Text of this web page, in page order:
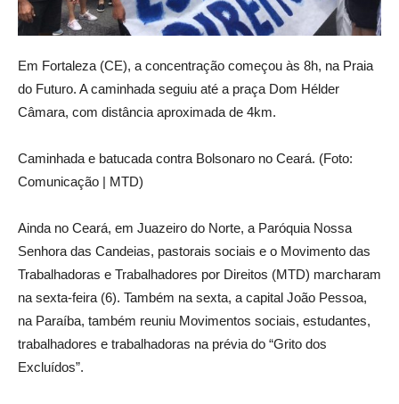
Em Fortaleza (CE), a concentração começou às 8h, na Praia
do Futuro. A caminhada seguiu até a praça Dom Hélder
Câmara, com distância aproximada de 4km.
Caminhada e batucada contra Bolsonaro no Ceará. (Foto:
Comunicação | MTD)
Ainda no Ceará, em Juazeiro do Norte, a Paróquia Nossa
Senhora das Candeias, pastorais sociais e o Movimento das
Trabalhadoras e Trabalhadores por Direitos (MTD) marcharam
na sexta-feira (6). Também na sexta, a capital João Pessoa,
na Paraíba, também reuniu Movimentos sociais, estudantes,
trabalhadores e trabalhadoras na prévia do “Grito dos
Excluídos”.